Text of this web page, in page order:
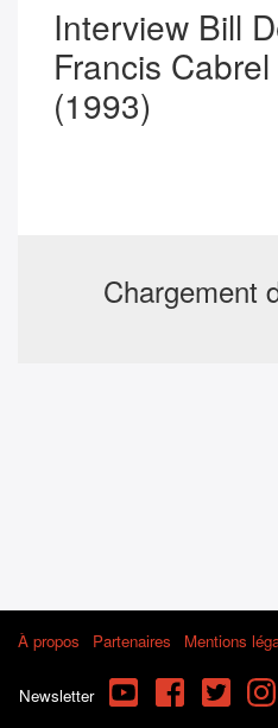
Interview Bill
Francis
(1993)
Chargement
À propos Partenaires Mentions
Newsletter YouTube FacebookTwitter